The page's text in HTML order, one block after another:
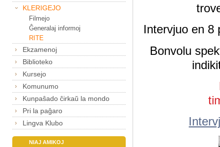
KLERIGEJO
Filmejo
Ĝeneralaj informoj
RITE
Ekzamenoj
Biblioteko
Kursejo
Komunumo
Kunpaŝado ĉirkaŭ la mondo
Pri la paĝaro
Lingva Klubo
NIAJ AMIKOJ
Intervjuo en 8
Bonvolu